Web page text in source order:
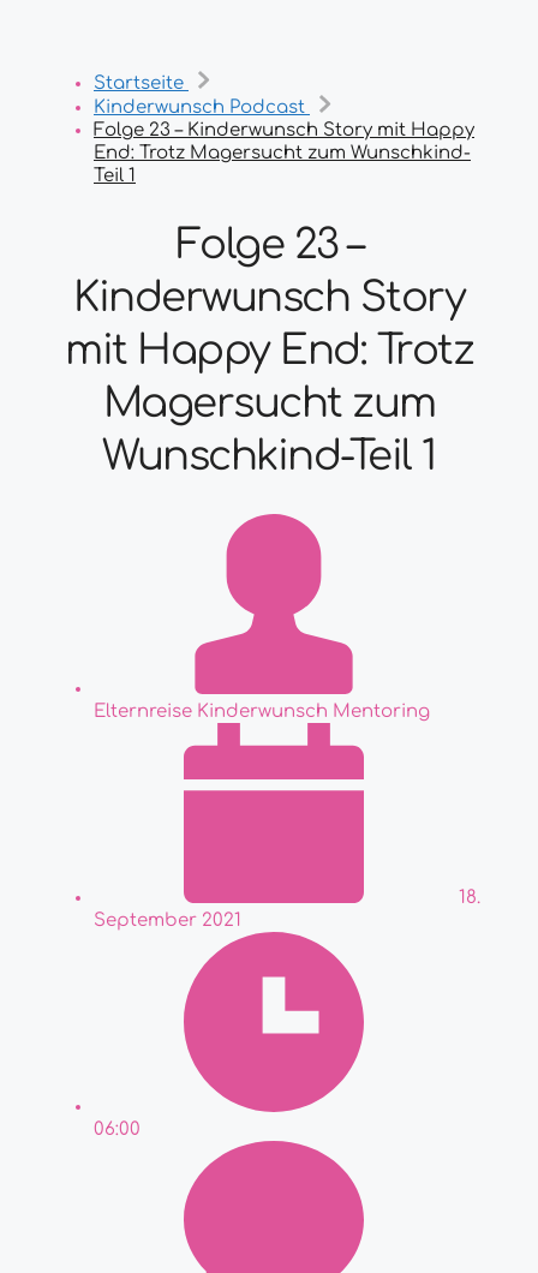
Startseite
Kinderwunsch Podcast
Folge 23 – Kinderwunsch Story mit Happy
End: Trotz Magersucht zum Wunschkind-
Teil 1
Folge 23 –
Kinderwunsch Story
mit Happy End: Trotz
Magersucht zum
Wunschkind-Teil 1
Elternreise Kinderwunsch Mentoring
18.
September 2021
06:00